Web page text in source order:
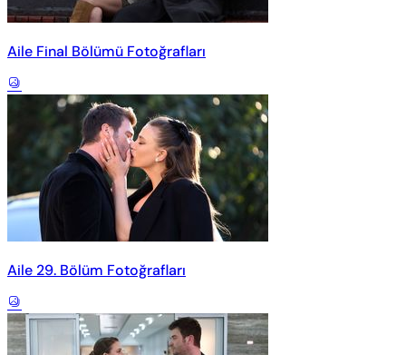
Aile Final Bölümü Fotoğrafları
Aile 29. Bölüm Fotoğrafları